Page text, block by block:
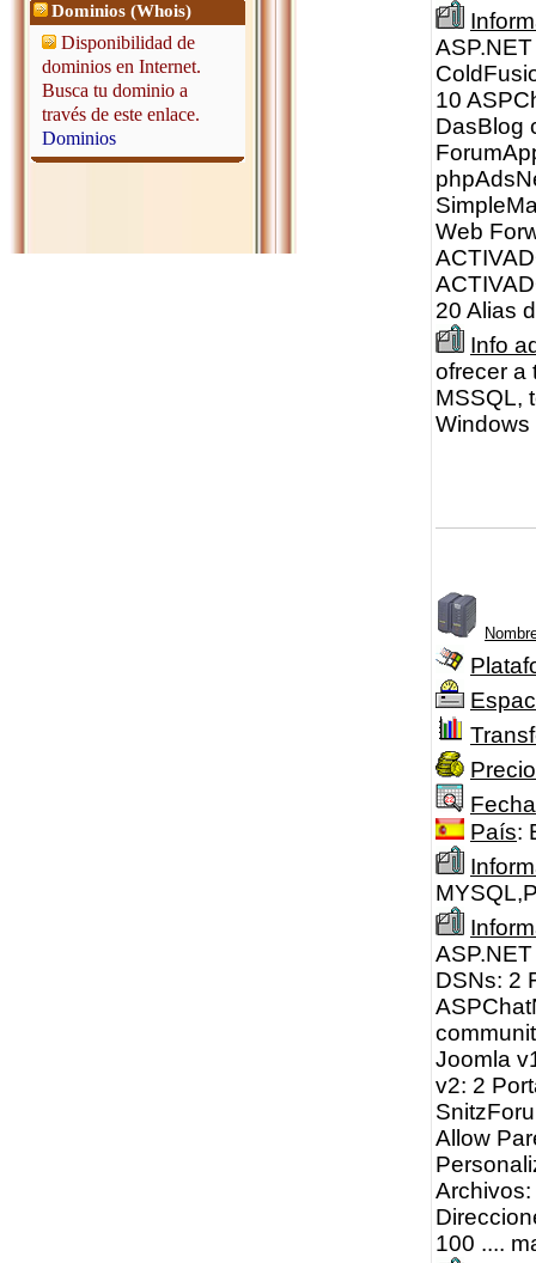
Dominios (Whois)
Disponibilidad de
dominios en Internet.
Busca tu dominio a
través de este enlace.
Dominios
10
DasBlog
Web
20 Alias
Info
ofrecer a
MSSQL,
Windows
Precio
País:
DSNs: 2
Joomla
v2: 2
Allow
100 ....